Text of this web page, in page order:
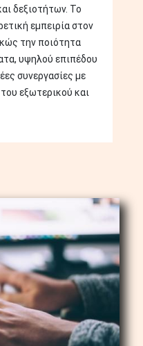
δεξιοτήτων. Το
εμπειρία στον
την ποιότητα
υψηλού επιπέδου
συνεργασίες με
εξωτερικού και